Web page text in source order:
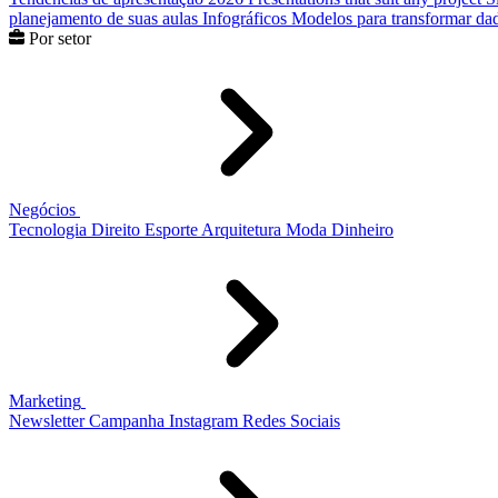
planejamento de suas aulas Infográficos Modelos para transformar
Por setor
Negócios
Tecnologia Direito Esporte Arquitetura Moda Dinheiro
Marketing
Newsletter Campanha Instagram Redes Sociais